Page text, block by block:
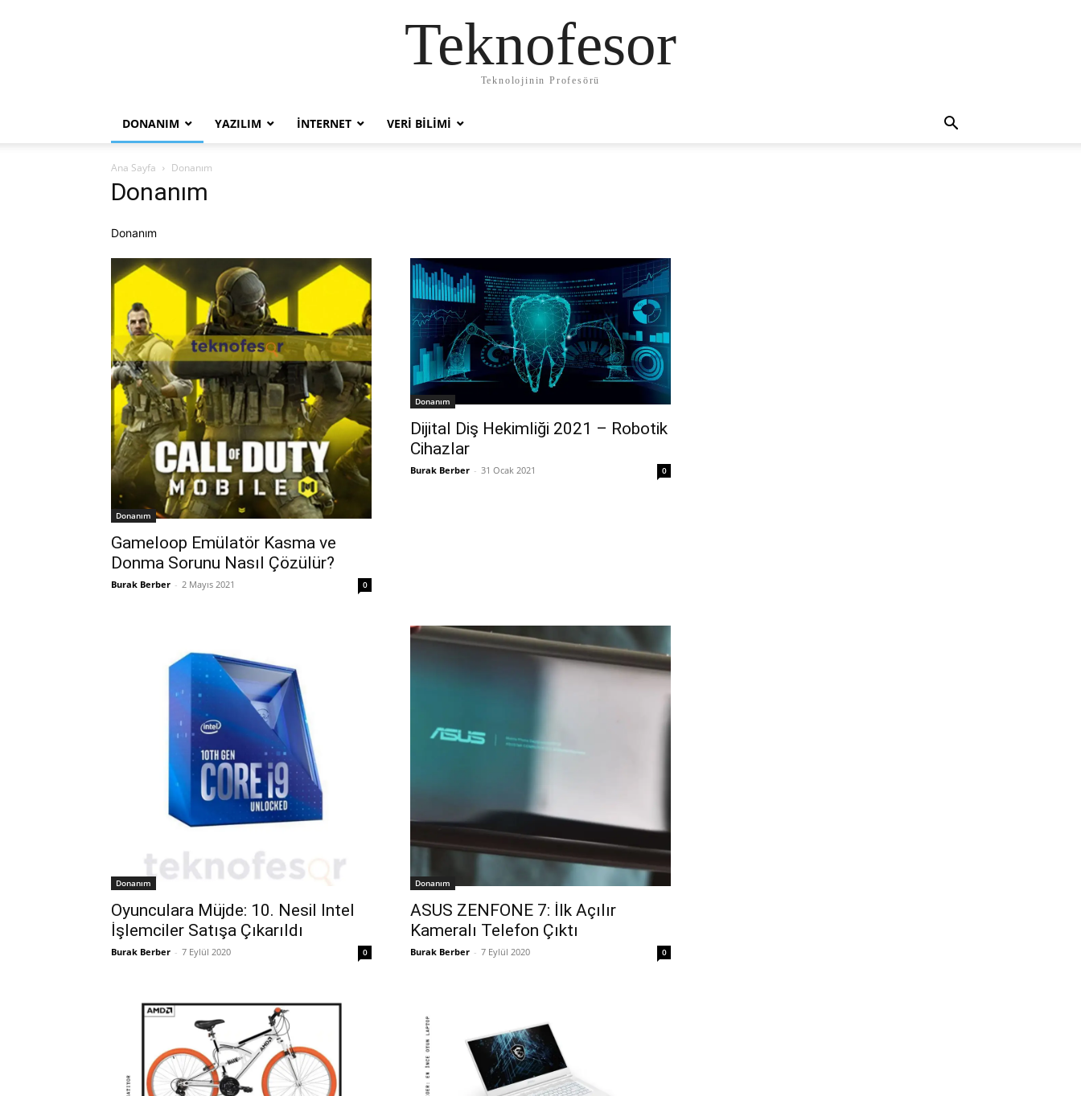
Teknofesor
Teknolojinin Profesörü
DONANIM YAZILIM İNTERNET VERI BILIMI
Ana Sayfa Donanım
Donanım
Donanım
Donanım
Gameloop Emülatör Kasma ve
Donma Sorunu Nasıl Çözülür?
Burak Berber - 2 Mayıs 2021 0
Donanım
Dijital Diş Hekimliği 2021 – Robotik
Cihazlar
Burak Berber - 31 Ocak 2021 0
Donanım
Oyunculara Müjde: 10. Nesil Intel
İşlemciler Satışa Çıkarıldı
Burak Berber - 7 Eylül 2020 0
Donanım
ASUS ZENFONE 7: İlk Açılır
Kameralı Telefon Çıktı
Burak Berber - 7 Eylül 2020 0